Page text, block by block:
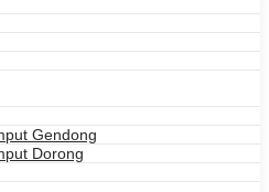
Gendong
Dorong